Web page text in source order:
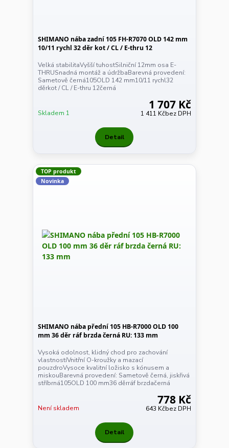
SHIMANO nába zadní 105 FH-R7070 OLD 142 mm
10/11 rychl 32 děr kot / CL / E-thru 12
Velká stabilitaVyšší tuhostSilniční 12mm osa E-
THRUSnadná montáž a údržbaBarevná provedení:
Sametově černá105OLD 142 mm10/11 rychl32
děrkot / CL / E-thru 12černá
1 707 Kč
1 411 Kčbez DPH
Skladem 1
Detail
TOP produkt
Novinka
SHIMANO nába přední 105 HB-R7000 OLD 100
mm 36 děr ráf brzda černá RU: 133 mm
Vysoká odolnost, klidný chod pro zachování
vlastnostíVnitřní O-kroužky a mazací
pouzdroVysoce kvalitní ložisko s kónusem a
miskouBarevná provedení: Sametově černá, jiskřivá
stříbrná105OLD 100 mm36 děrráf brzdačerná
778 Kč
643 Kčbez DPH
Není skladem
Detail